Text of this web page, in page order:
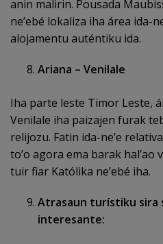
anin malirin. Pousada
ne’ebé lokaliza iha área ida-
alojamentu auténtiku ida.
Ariana – Venilale
Iha parte leste Timor Leste,
Venilale iha paizajen furak
relijozu. Fatin ida-ne’e
to’o agora ema barak hal’ao
tuir fiar Katólika ne’ebé iha.
Atrasaun turístiku sira
interesante: